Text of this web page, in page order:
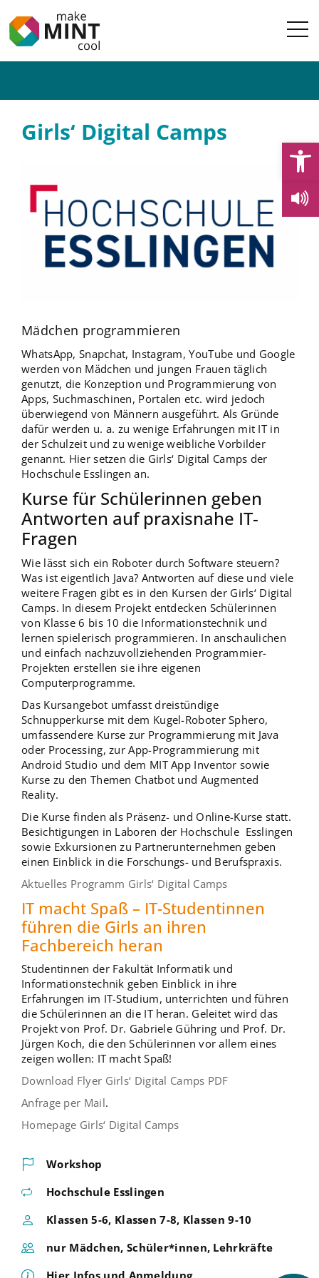
Girls‘ Digital Camps
Mädchen programmieren
WhatsApp, Snapchat, Instagram, YouTube und Google
werden von Mädchen und jungen Frauen täglich
genutzt, die Konzeption und Programmierung von
Apps, Suchmaschinen, Portalen etc. wird jedoch
überwiegend von Männern ausgeführt. Als Gründe
dafür werden u. a. zu wenige Erfahrungen mit IT in
der Schulzeit und zu wenige weibliche Vorbilder
genannt. Hier setzen die Girls‘ Digital Camps der
Hochschule Esslingen an.
Kurse für Schülerinnen geben
Antworten auf praxisnahe IT-
Fragen
Wie lässt sich ein Roboter durch Software steuern?
Was ist eigentlich Java? Antworten auf diese und viele
weitere Fragen gibt es in den Kursen der Girls‘ Digital
Camps. In diesem Projekt entdecken Schülerinnen
von Klasse 6 bis 10 die Informationstechnik und
lernen spielerisch programmieren. In anschaulichen
und einfach nachzuvollziehenden Programmier-
Projekten erstellen sie ihre eigenen
Computerprogramme.
Das Kursangebot umfasst dreistündige
Schnupperkurse mit dem Kugel-Roboter Sphero,
umfassendere Kurse zur Programmierung mit Java
oder Processing, zur App-Programmierung mit
Android Studio und dem MIT App Inventor sowie
Kurse zu den Themen Chatbot und Augmented
Reality.
Die Kurse finden als Präsenz- und Online-Kurse statt.
Besichtigungen in Laboren der Hochschule Esslingen
sowie Exkursionen zu Partnerunternehmen geben
einen Einblick in die Forschungs- und Berufspraxis.
Aktuelles Programm Girls‘ Digital Camps
IT macht Spaß – IT-Studentinnen
führen die Girls an ihren
Fachbereich heran
Studentinnen der Fakultät Informatik und
Informationstechnik geben Einblick in ihre
Erfahrungen im IT-Studium, unterrichten und führen
die Schülerinnen an die IT heran. Geleitet wird das
Projekt von Prof. Dr. Gabriele Gühring und Prof. Dr.
Jürgen Koch, die den Schülerinnen vor allem eines
zeigen wollen: IT macht Spaß!
Download Flyer Girls‘ Digital Camps PDF
Anfrage per Mail.
Homepage Girls‘ Digital Camps
Workshop
Hochschule Esslingen
Klassen 5-6, Klassen 7-8, Klassen 9-10
nur Mädchen, Schüler*innen, Lehrkräfte
Hier Infos und Anmeldung